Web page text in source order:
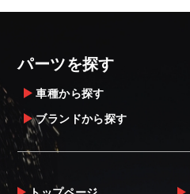
パーツを探す
車種から探す
ブランドから探す